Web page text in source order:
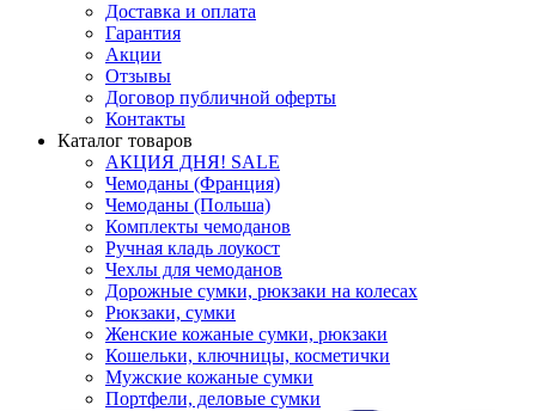
Доставка и оплата
Гарантия
Акции
Отзывы
Договор публичной оферты
Контакты
Каталог товаров
АКЦИЯ ДНЯ! SALE
Чемоданы (Франция)
Чемоданы (Польша)
Комплекты чемоданов
Ручная кладь лоукост
Чехлы для чемоданов
Дорожные сумки, рюкзаки на колесах
Рюкзаки, сумки
Женские кожаные сумки, рюкзаки
Кошельки, ключницы, косметички
Мужские кожаные сумки
Портфели, деловые сумки